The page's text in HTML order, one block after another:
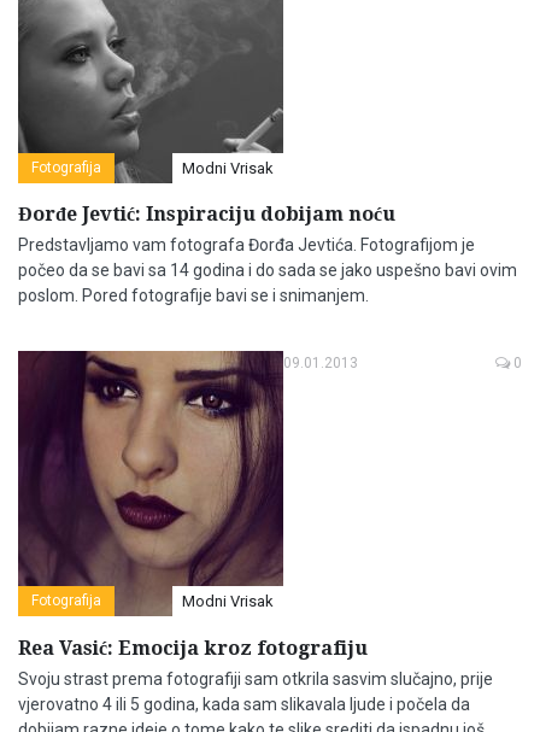
Fotografija Modni Vrisak
Đorđe Jevtić: Inspiraciju dobijam noću
Predstavljamo vam fotografa Đorđa Jevtića. Fotografijom je
počeo da se bavi sa 14 godina i do sada se jako uspešno bavi ovim
poslom. Pored fotografije bavi se i snimanjem.
Fotografija Modni Vrisak
09.01.2013 0
Rea Vasić: Emocija kroz fotografiju
Svoju strast prema fotografiji sam otkrila sasvim slučajno, prije
vjerovatno 4 ili 5 godina, kada sam slikavala ljude i počela da